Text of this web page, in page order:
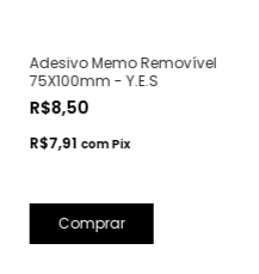
Adesivo Memo Removível
75X100mm - Y.E.S
R$8,50
R$7,91 comPix
Comprar